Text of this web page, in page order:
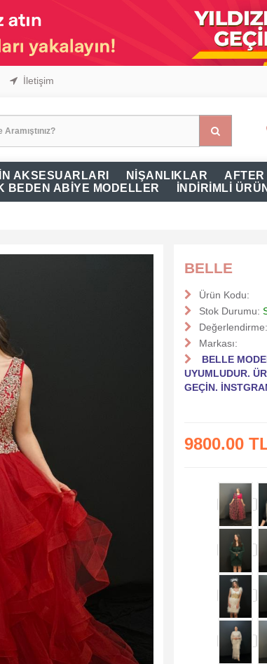
İletişim
AKSESUARLARI NİŞANLIKLAR
BEDEN ABİYE MODELLER İNDİRİMLİ
BELLE
Ürün Kodu:
Stok Durumu:
Değerlendirme:
Markası:
BELLE
UYUMLUDUR.
GEÇİN.
9800.00